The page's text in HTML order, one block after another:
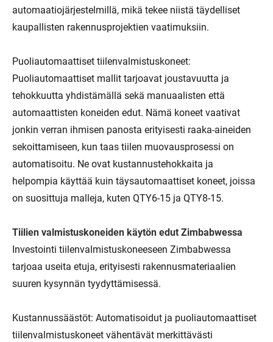
automaatiojärjestelmillä, mikä tekee niistä täydelliset
kaupallisten rakennusprojektien vaatimuksiin.
Puoliautomaattiset tiilenvalmistuskoneet:
Puoliautomaattiset mallit tarjoavat joustavuutta ja
tehokkuutta yhdistämällä sekä manuaalisten että
automaattisten koneiden edut. Nämä koneet vaativat
jonkin verran ihmisen panosta erityisesti raaka-aineiden
sekoittamiseen, kun taas tiilen muovausprosessi on
automatisoitu. Ne ovat kustannustehokkaita ja
helpompia käyttää kuin täysautomaattiset koneet, joissa
on suosittuja malleja, kuten QTY6-15 ja QTY8-15.
Tiilien valmistuskoneiden käytön edut Zimbabwessa
Investointi tiilenvalmistuskoneeseen Zimbabwessa
tarjoaa useita etuja, erityisesti rakennusmateriaalien
suuren kysynnän tyydyttämisessä.
Kustannussäästöt: Automatisoidut ja puoliautomaattiset
tiilenvalmistuskoneet vähentävät merkittävästi